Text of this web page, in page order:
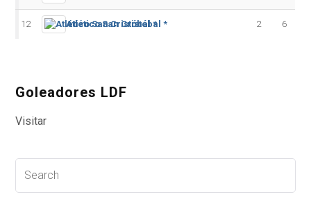
12 Atlético San Cristóbal * 2 6
Goleadores LDF
Visitar